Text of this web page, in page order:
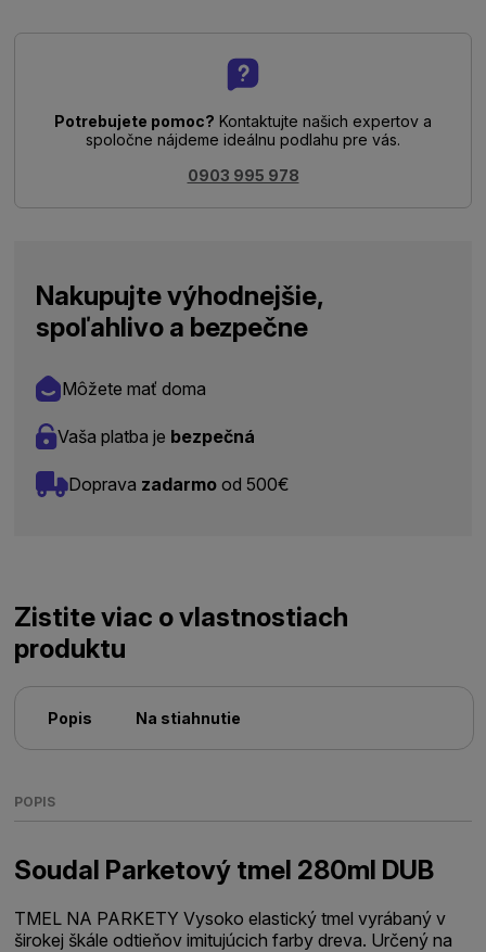
Potrebujete pomoc? Kontaktujte našich expertov a
spoločne nájdeme ideálnu podlahu pre vás.
0903 995 978
Nakupujte výhodnejšie,
spoľahlivo a bezpečne
Môžete mať doma
Vaša platba je bezpečná
Doprava zadarmo od 500€
Zistite viac o vlastnostiach
produktu
Popis Na stiahnutie
POPIS
Soudal Parketový tmel 280ml DUB
TMEL NA PARKETY Vysoko elastický tmel vyrábaný v
širokej škále odtieňov imitujúcich farby dreva. Určený na